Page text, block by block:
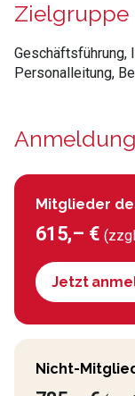
Zielgruppe
Geschäftsführung,
Personalleitung,
Anmeldung
Mitglieder
615,– €
Jetzt
Nicht-